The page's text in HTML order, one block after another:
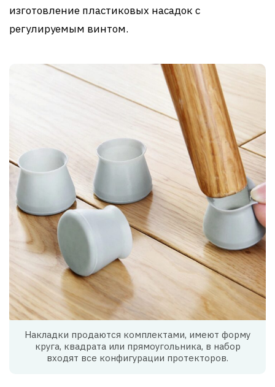
изготовление пластиковых насадок с
регулируемым винтом.
Накладки продаются комплектами, имеют форму
круга, квадрата или прямоугольника, в набор
входят все конфигурации протекторов.